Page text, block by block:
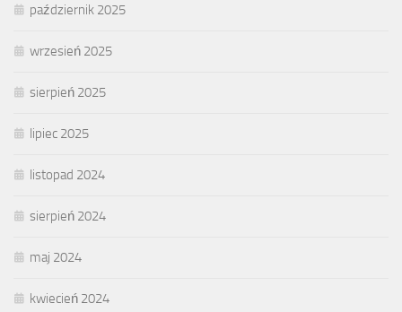
październik 2025
wrzesień 2025
sierpień 2025
lipiec 2025
listopad 2024
sierpień 2024
maj 2024
kwiecień 2024